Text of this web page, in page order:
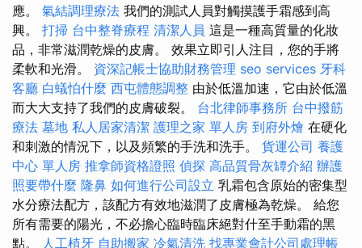
應。 氣結調理療法 我們的測試人員對觸摸護手霜感到高
興。 打掃 台中整脊療程 清潔人員 這是一種高質量的化妝
品，非常滋潤乾燥的皮膚。 效果立即引人注目，您的手將
柔軟和光滑。 資深記帳士協助財務管理 seo services 牙科
客廳 白蟻怕什麼 西屯體態調整 由於低溫加速，它由於低溫
而大大支持了我們的皮膚破裂。 台北律師事務所 台中撥筋
療法 墓地 私人居家清潔 護理之家 單人房 到府外燴 在硬化
和刺激的情況下，以及頻繁的手洗和洗手。 貨運公司 養護
中心 單人房 推拿師資格證照 偵探 高品質骨灰罈介紹 辦護
照要帶什麼 隆鼻 如何進行公司設立 乳霜包含原始的密集型
水分療法配方，該配方有效地滋潤了皮膚極為乾燥。 給您
所有需要的陽光，不必擔心臨時臨床絕對什至手動霜的黑
點。 人工植牙 自助搬家 冷氣清洗 找專業會計公司處理帳